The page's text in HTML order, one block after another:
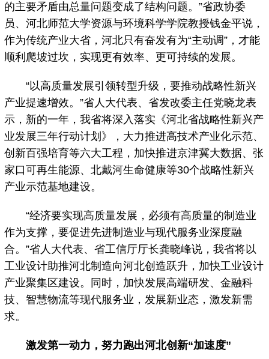
的主要矛盾由总量问题变成了结构问题。”省政协委
员、河北师范大学资源与环境科学学院教授钱金平说，
作为传统产业大省，河北只有奋发有为“主动调”，才能
顺利爬坡过坎，实现更有效率、更可持续的发展。
“以高质量发展引领转型升级，要推动战略性新兴
产业提速增效。”省人大代表、省发改委主任党晓龙表
示，新的一年，我省将深入落实《河北省战略性新兴产
业发展三年行动计划》，大力推进高技术产业化示范、
创新百强培育等六大工程，加快推进京津冀大数据、张
家口可再生能源、北戴河生命健康等30个战略性新兴
产业示范基地建设。
“经济要实现高质量发展，必须有高质量的制造业
作为支撑，要促进先进制造业与现代服务业深度融
合。”省人大代表、省工信厅厅长龚晓峰说，我省将以
工业设计助推河北制造向河北创造跃升，加快工业设计
产业聚集区建设。同时，加快发展高端研发、金融科
技、智慧物流等现代服务业，发展新业态，激发新需
求。
激发第一动力，努力跑出河北创新“加速度”